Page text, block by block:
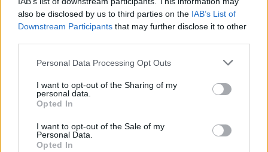
also be disclosed by us to third parties on the IAB’s List of
Downstream Participants that may further disclose it to other
Personal Data Processing Opt Outs
I want to opt-out of the Sharing of my
personal data.
Opted In
I want to opt-out of the Sale of my
Personal Data.
Opted In
Ce jour, votre esprit d’aventure et votre enthousiasme
sont mis en valeur. Vous pourriez ressentir une forte
nouveaux projets ou pour élargir vos horizons. Faites
attention à ne pas vous disperser, et privilégiez la
cohérence dans vos démarches. Une ouverture
surprises que la journée peut réserver.